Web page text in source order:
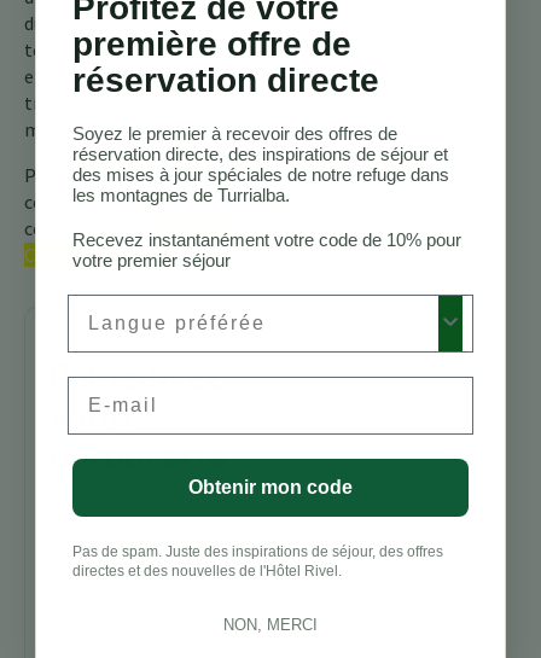
du Butor Couronné, un
témoignage de la beauté
et de l’intrigue qui se
trouvent au cœur de nos
montagnes.
Pour plus d’informations,
consultez notre guide
complet sur les
oiseaux du
Costa Rica.
Poursuivez
votre
découverte
Costa Rica
première offre de
réservation directe
Soyez le premier à recevoir des offres de
réservation directe, des inspirations de séjour et
des mises à jour spéciales de notre refuge dans
les montagnes de Turrialba.
Recevez instantanément votre code de 10% pour
votre premier séjour
Obtenir mon code
Pas de spam. Juste des inspirations de séjour, des offres
directes et des nouvelles de l'Hôtel Rivel.
NON, MERCI